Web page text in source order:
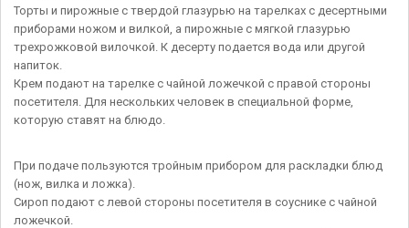
Торты и пирожные с твердой глазурью на тарелках с десертными
приборами ножом и вилкой, а пирожные с мягкой глазурью
трехрожковой вилочкой. К десерту подается вода или другой
напиток.
Крем подают на тарелке с чайной ложечкой с правой стороны
посетителя. Для нескольких человек в специальной форме,
которую ставят на блюдо.
При подаче пользуются тройным прибором для раскладки блюд
(нож, вилка и ложка).
Сироп подают с левой стороны посетителя в соуснике с чайной
ложечкой.